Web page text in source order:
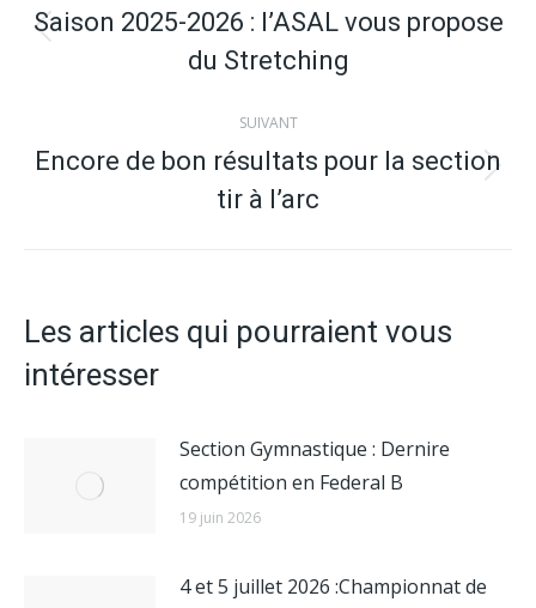
article
précédent
Saison 2025-2026 : l’ASAL vous propose
du Stretching
SUIVANT
suivant
Encore de bon résultats pour la section
tir à l’arc
Les articles qui pourraient vous
intéresser
Section Gymnastique : Dernire
compétition en Federal B
19 juin 2026
4 et 5 juillet 2026 :Championnat de